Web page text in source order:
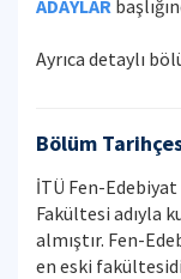
ADAYLAR
Ayrıca detaylı
Bölüm
İTÜ Fen-
Fakültesi adıyla
almıştır. Fen-
en eski